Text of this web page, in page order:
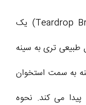
پروتز سینه اشکی (Teardrop Breast Implant) یک
طبیعی تری به سینه
به سمت استخوان
می کند. نحوه